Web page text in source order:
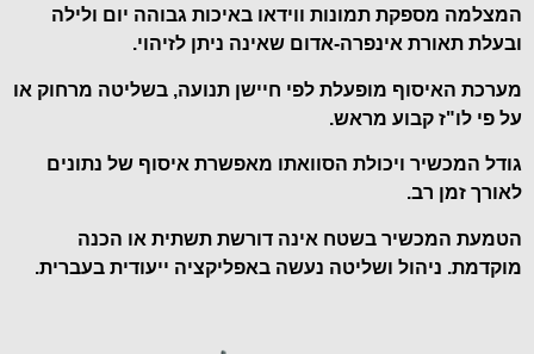
המצלמה מספקת תמונות ווידאו באיכות גבוהה יום ולילה
ובעלת תאורת אינפרה-אדום שאינה ניתן לזיהוי.
מערכת האיסוף מופעלת לפי חיישן תנועה, בשליטה מרחוק או
על פי לו"ז קבוע מראש.
גודל המכשיר ויכולת הסוואתו מאפשרת איסוף של נתונים
לאורך זמן רב.
הטמעת המכשיר בשטח אינה דורשת תשתית או הכנה
מוקדמת. ניהול ושליטה נעשה באפליקציה ייעודית בעברית.